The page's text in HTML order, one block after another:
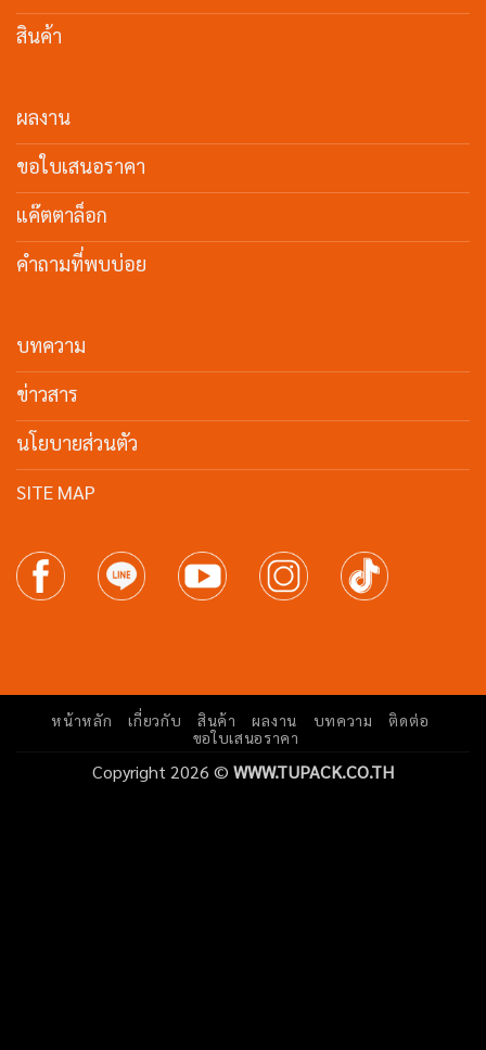
สินค้า
ผลงาน
ขอใบเสนอราคา
แค๊ตตาล็อก
คำถามที่พบบ่อย
บทความ
ข่าวสาร
นโยบายส่วนตัว
SITE MAP
หน้าหลัก เกี่ยวกับ สินค้า ผลงาน บทความ
ติดต่อ
ขอใบเสนอราคา
Copyright 2026 © WWW.TUPACK.CO.TH